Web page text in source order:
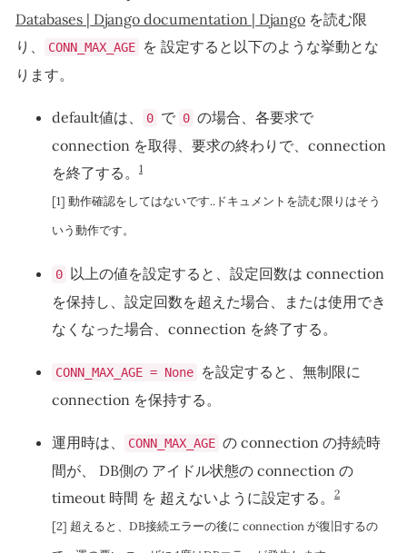
Databases | Django documentation | Django を読む限
り、
CONN_MAX_AGE
を 設定すると以下のような挙動とな
ります。
default値は、 0 で 0 の場合、各要求で
connection を取得、要求の終わりで、connection
を終了する。
1
[1] 動作確認をしてはないです..ドキュメントを読む限りはそう
いう動作です。
0 以上の値を設定すると、設定回数は connection
を保持し、設定回数を超えた場合、または使用でき
なくなった場合、connection を終了する。
CONN_MAX_AGE = None
を設定すると、無制限に
connection を保持する。
運用時は、 CONN_MAX_AGE の connection の持続時
間が、 DB側の アイドル状態の connection の
timeout 時間 を 超えないように設定する。
2
[2] 超えると、DB接続エラーの後に connection が復旧するの